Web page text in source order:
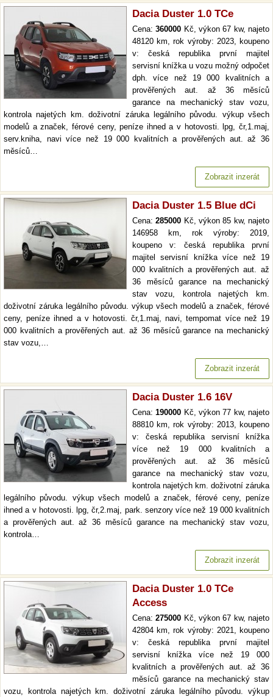
Dacia Duster 1.0 TCe
Cena:360000 Kč, výkon 67 kw, najeto
48120 km, rok výroby: 2023, koupeno
v: česká republika první majitel
servisní knížka u vozu možný odpočet
dph. více než 19 000 kvalitních a
prověřených aut. až 36 měsíců
garance na mechanický stav vozu,
kontrola najetých km. doživotní záruka legálního původu. výkup všech
modelů a značek, férové ceny, peníze ihned a v hotovosti. lpg, čr,1.maj,
serv.kniha, navi více než 19 000 kvalitních a prověřených aut. až 36
měsíců…
Zobrazit inzerát
Dacia Duster 1.5 Blue dCi
Cena:285000 Kč, výkon 85 kw, najeto
146958 km, rok výroby: 2019,
koupeno v: česká republika první
majitel servisní knížka více než 19
000 kvalitních a prověřených aut. až
36 měsíců garance na mechanický
stav vozu, kontrola najetých km.
doživotní záruka legálního původu. výkup všech modelů a značek, férové
ceny, peníze ihned a v hotovosti. čr,1.maj, navi, tempomat více než 19
000 kvalitních a prověřených aut. až 36 měsíců garance na mechanický
stav vozu,…
Zobrazit inzerát
Dacia Duster 1.6 16V
Cena:190000 Kč, výkon 77 kw, najeto
88810 km, rok výroby: 2013, koupeno
v: česká republika servisní knížka
více než 19 000 kvalitních a
prověřených aut. až 36 měsíců
garance na mechanický stav vozu,
kontrola najetých km. doživotní záruka
legálního původu. výkup všech modelů a značek, férové ceny, peníze
ihned a v hotovosti. lpg, čr,2.maj, park. senzory více než 19 000 kvalitních
a prověřených aut. až 36 měsíců garance na mechanický stav vozu,
kontrola…
Zobrazit inzerát
Dacia Duster 1.0 TCe
Access
Cena:275000 Kč, výkon 67 kw, najeto
42804 km, rok výroby: 2021, koupeno
v: česká republika první majitel
servisní knížka více než 19 000
kvalitních a prověřených aut. až 36
měsíců garance na mechanický stav
vozu, kontrola najetých km. doživotní záruka legálního původu. výkup